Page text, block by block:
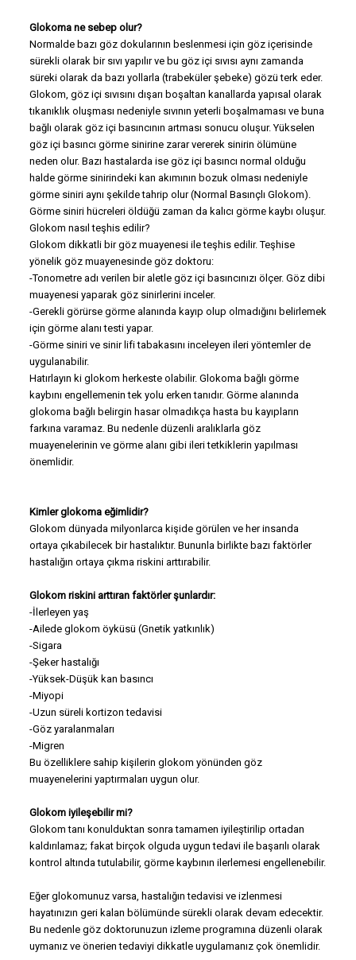
Glokoma ne sebep olur?
Normalde bazı göz dokularının beslenmesi için göz içerisinde
sürekli olarak bir sıvı yapılır ve bu göz içi sıvısı aynı zamanda
süreki olarak da bazı yollarla (trabeküler şebeke) gözü terk eder.
Glokom, göz içi sıvısını dışarı boşaltan kanallarda yapısal olarak
tıkanıklık oluşması nedeniyle sıvının yeterli boşalmaması ve buna
bağlı olarak göz içi basıncının artması sonucu oluşur. Yükselen
göz içi basıncı görme sinirine zarar vererek sinirin ölümüne
neden olur. Bazı hastalarda ise göz içi basıncı normal olduğu
halde görme sinirindeki kan akımının bozuk olması nedeniyle
görme siniri aynı şekilde tahrip olur (Normal Basınçlı Glokom).
Görme siniri hücreleri öldüğü zaman da kalıcı görme kaybı oluşur.
Glokom nasıl teşhis edilir?
Glokom dikkatli bir göz muayenesi ile teşhis edilir. Teşhise
yönelik göz muayenesinde göz doktoru:
-Tonometre adı verilen bir aletle göz içi basıncınızı ölçer. Göz dibi
muayenesi yaparak göz sinirlerini inceler.
-Gerekli görürse görme alanında kayıp olup olmadığını belirlemek
için görme alanı testi yapar.
-Görme siniri ve sinir lifi tabakasını inceleyen ileri yöntemler de
uygulanabilir.
Hatırlayın ki glokom herkeste olabilir. Glokoma bağlı görme
kaybını engellemenin tek yolu erken tanıdır. Görme alanında
glokoma bağlı belirgin hasar olmadıkça hasta bu kayıpların
farkına varamaz. Bu nedenle düzenli aralıklarla göz
muayenelerinin ve görme alanı gibi ileri tetkiklerin yapılması
önemlidir.
Kimler glokoma eğimlidir?
Glokom dünyada milyonlarca kişide görülen ve her insanda
ortaya çıkabilecek bir hastalıktır. Bununla birlikte bazı faktörler
hastalığın ortaya çıkma riskini arttırabilir.
Glokom riskini arttıran faktörler şunlardır:
-İlerleyen yaş
-Ailede glokom öyküsü (Gnetik yatkınlık)
-Sigara
-Şeker hastalığı
-Yüksek-Düşük kan basıncı
-Miyopi
-Uzun süreli kortizon tedavisi
-Göz yaralanmaları
-Migren
Bu özelliklere sahip kişilerin glokom yönünden göz
muayenelerini yaptırmaları uygun olur.
Glokom iyileşebilir mi?
Glokom tanı konulduktan sonra tamamen iyileştirilip ortadan
kaldırılamaz; fakat birçok olguda uygun tedavi ile başarılı olarak
kontrol altında tutulabilir, görme kaybının ilerlemesi engellenebilir.
Eğer glokomunuz varsa, hastalığın tedavisi ve izlenmesi
hayatınızın geri kalan bölümünde sürekli olarak devam edecektir.
Bu nedenle göz doktorunuzun izleme programına düzenli olarak
uymanız ve önerien tedaviyi dikkatle uygulamanız çok önemlidir.